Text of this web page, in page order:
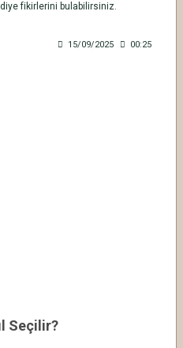
fikirlerini bulabilirsiniz.
15/09/2025 00:25
Seçilir?